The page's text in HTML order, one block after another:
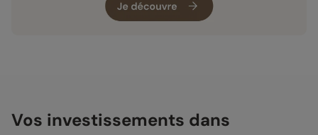
Vos investissements dans